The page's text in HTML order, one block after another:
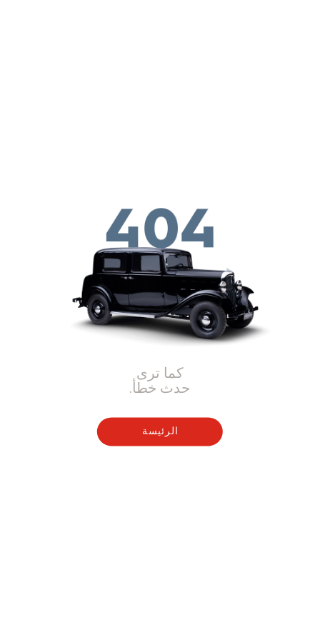
كما ترى
حدث خطأ.
الرئيسة